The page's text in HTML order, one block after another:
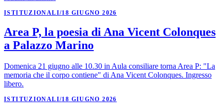
ISTITUZIONALI/18 GIUGNO 2026
Area P, la poesia di Ana Vicent Colonques
a Palazzo Marino
Domenica 21 giugno alle 10.30 in Aula consiliare torna Area P: "La
memoria che il corpo contiene" di Ana Vicent Colonques. Ingresso
libero.
ISTITUZIONALI /18 GIUGNO 2026